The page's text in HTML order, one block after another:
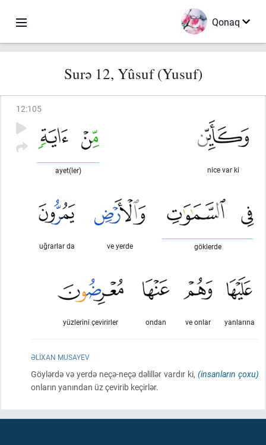
Qonaq
Surə 12, Yûsuf (Yusuf)
12:105
nice var ki
ayet(ler)
göklerde
ve yerde
uğrarlar da
yanlarına
ve onlar
ondan
yüzlerini çevirirler
ƏLIXAN MUSAYEV
Göylərdə və yerdə neçə-neçə dəlillər vardır ki, (insanların çoxu)
onların yanından üz çevirib keçirlər.